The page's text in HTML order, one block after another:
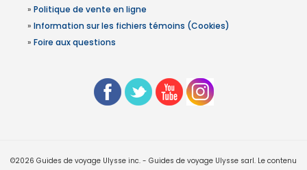
» Politique de vente en ligne
» Information sur les fichiers témoins (Cookies)
» Foire aux questions
©2026 Guides de voyage Ulysse inc. - Guides de voyage Ulysse sarl. Le contenu